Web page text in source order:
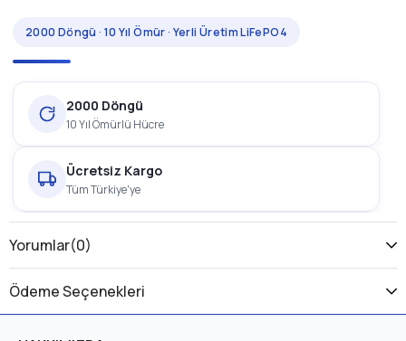
2000 Döngü · 10 Yıl Ömür · Yerli Üretim LiFePO4
2000 Döngü
10 Yıl Ömürlü Hücre
Ücretsiz Kargo
Tüm Türkiye'ye
1 Yıl Garanti
Üretici Garantili
Yorumlar(0)
Ödeme Seçenekleri